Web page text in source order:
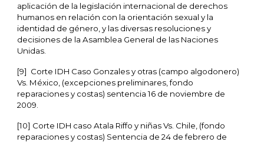
aplicación de la legislación internacional de derechos
humanos en relación con la orientación sexual y la
identidad de género, y las diversas resoluciones y
decisiones de la Asamblea General de las Naciones
Unidas.
[9] Corte IDH Caso Gonzales y otras (campo algodonero)
Vs. México, (excepciones preliminares, fondo
reparaciones y costas) sentencia 16 de noviembre de
2009.
[10] Corte IDH caso Atala Riffo y niñas Vs. Chile, (fondo
reparaciones y costas) Sentencia de 24 de febrero de